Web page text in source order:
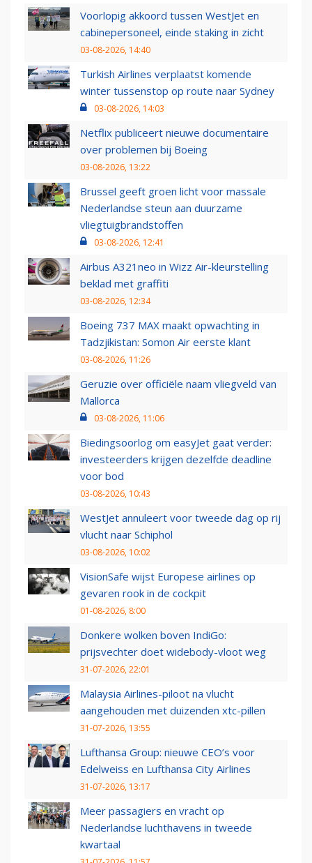
Voorlopig akkoord tussen WestJet en
cabinepersoneel, einde staking in zicht
03-08-2026, 14:40
Turkish Airlines verplaatst komende
winter tussenstop op route naar Sydney
03-08-2026, 14:03
Netflix publiceert nieuwe documentaire
over problemen bij Boeing
03-08-2026, 13:22
Brussel geeft groen licht voor massale
Nederlandse steun aan duurzame
vliegtuigbrandstoffen
03-08-2026, 12:41
Airbus A321neo in Wizz Air-kleurstelling
beklad met graffiti
03-08-2026, 12:34
Boeing 737 MAX maakt opwachting in
Tadzjikistan: Somon Air eerste klant
03-08-2026, 11:26
Geruzie over officiële naam vliegveld van
Mallorca
03-08-2026, 11:06
Biedingsoorlog om easyJet gaat verder:
investeerders krijgen dezelfde deadline
voor bod
03-08-2026, 10:43
WestJet annuleert voor tweede dag op rij
vlucht naar Schiphol
03-08-2026, 10:02
VisionSafe wijst Europese airlines op
gevaren rook in de cockpit
01-08-2026, 8:00
Donkere wolken boven IndiGo:
prijsvechter doet widebody-vloot weg
31-07-2026, 22:01
Malaysia Airlines-piloot na vlucht
aangehouden met duizenden xtc-pillen
31-07-2026, 13:55
Lufthansa Group: nieuwe CEO’s voor
Edelweiss en Lufthansa City Airlines
31-07-2026, 13:17
Meer passagiers en vracht op
Nederlandse luchthavens in tweede
kwartaal